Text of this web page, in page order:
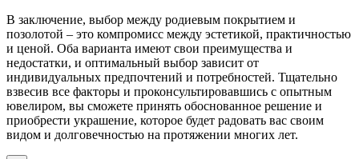
В заключение, выбор между родиевым покрытием и
позолотой – это компромисс между эстетикой, практичностью
и ценой. Оба варианта имеют свои преимущества и
недостатки, и оптимальный выбор зависит от
индивидуальных предпочтений и потребностей. Тщательно
взвесив все факторы и проконсультировавшись с опытным
ювелиром, вы сможете принять обоснованное решение и
приобрести украшение, которое будет радовать вас своим
видом и долговечностью на протяжении многих лет.